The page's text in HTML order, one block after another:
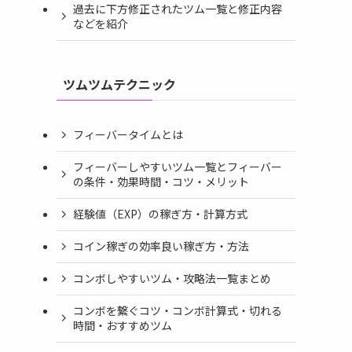
過去に下方修正されたツム一覧と修正内容
などを紹介
ツムツムテクニック
フィーバータイムとは
フィーバーしやすいツム一覧とフィーバー
の条件・効果時間・コツ・メリット
経験値（EXP）の稼ぎ方・計算方式
コイン稼ぎの効率良い稼ぎ方・方法
コンボしやすいツム・攻略法一覧まとめ
コンボを繋ぐコツ・コンボ計算式・切れる
時間・おすすめツム